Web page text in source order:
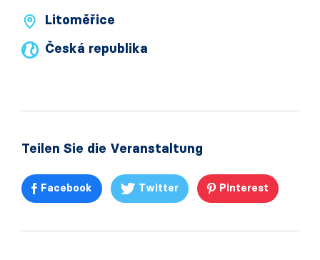
Litoměřice
Česká republika
Teilen Sie die Veranstaltung
Facebook Twitter Pinterest